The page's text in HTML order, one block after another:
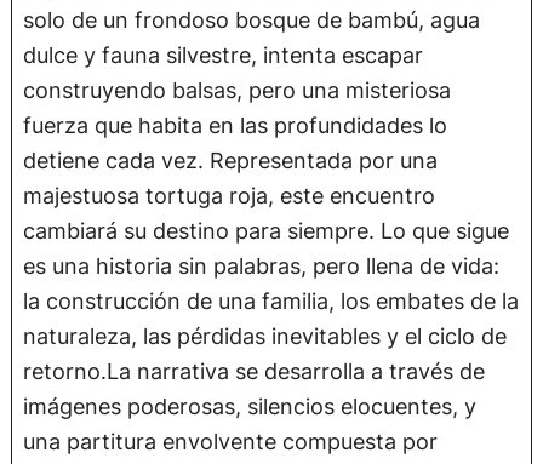
solo de un frondoso bosque de bambú, agua
dulce y fauna silvestre, intenta escapar
construyendo balsas, pero una misteriosa
fuerza que habita en las profundidades lo
detiene cada vez. Representada por una
majestuosa tortuga roja, este encuentro
cambiará su destino para siempre. Lo que sigue
es una historia sin palabras, pero llena de vida:
la construcción de una familia, los embates de la
naturaleza, las pérdidas inevitables y el ciclo de
retorno.La narrativa se desarrolla a través de
imágenes poderosas, silencios elocuentes, y
una partitura envolvente compuesta por